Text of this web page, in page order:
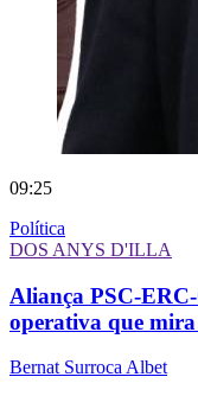
09:25
Política
DOS ANYS D'ILLA
Aliança PSC-
operativa que
Bernat Surroca Albet